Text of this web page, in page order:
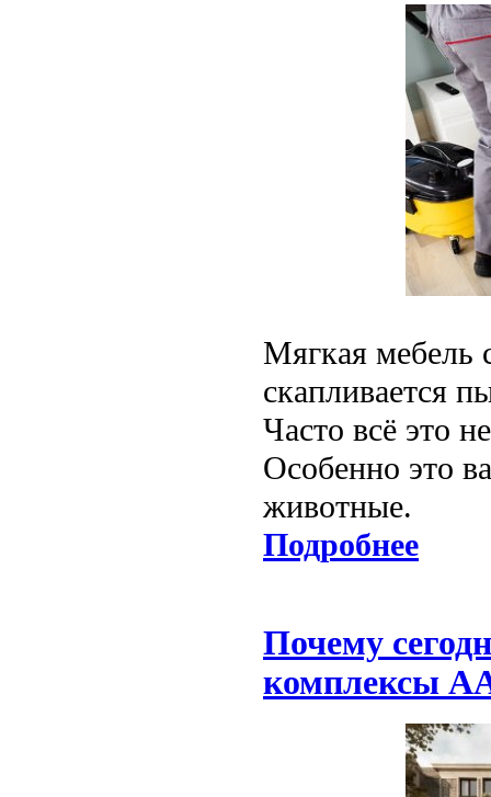
Мягкая мебель
скапливается
Часто всё это
Особенно это
животные.
Подробнее
Почему
комплексы